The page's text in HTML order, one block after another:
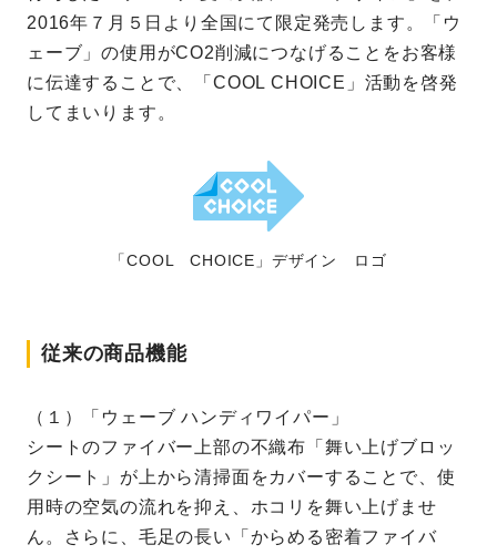
2016年７月５日より全国にて限定発売します。「ウ
ェーブ」の使用がCO2削減につなげることをお客様
に伝達することで、「COOL CHOICE」活動を啓発
してまいります。
「COOL CHOICE」デザイン ロゴ
従来の商品機能
（１）「ウェーブ ハンディワイパー」
シートのファイバー上部の不織布「舞い上げブロッ
クシート」が上から清掃面をカバーすることで、使
用時の空気の流れを抑え、ホコリを舞い上げませ
ん。さらに、毛足の長い「からめる密着ファイバ